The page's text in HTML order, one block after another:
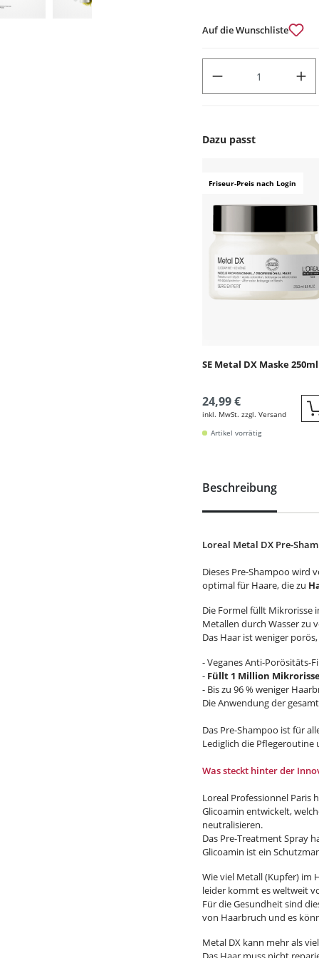
Auf die Wunschliste
Dazu passt
Friseur-Preis nach Login
SE Metal DX Maske 250ml
24,99 €
inkl. MwSt. zzgl. Versand
Artikel vorrätig
Beschreibung
Loreal Metal DX Pre-
Dieses Pre-Shampoo wird
optimal für Haare, die zu
Die Formel füllt Mikrorisse
Metallen durch Wasser zu
Das Haar ist weniger
- Veganes Anti-Porösitäts-
- Füllt 1 Million
- Bis zu 96 % weniger
Die Anwendung der
Das Pre-Shampoo ist für
Lediglich die
Was steckt hinter der
Loreal Professionnel Paris
Glicoamin entwickelt,
neutralisieren.
Das Pre-Treatment Spray
Glicoamin ist ein
Wie viel Metall (Kupfer) im
leider kommt es weltweit
Für die Gesundheit sind
von Haarbruch und es
Metal DX kann mehr als